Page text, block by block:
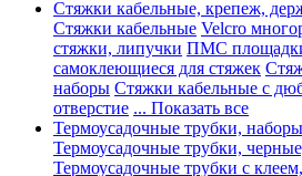
Стяжки кабельные, крепеж,
Стяжки кабельные Velcro
стяжки, липучки ПМС
самоклеющиеся для стяжек
наборы Стяжки кабельные с
отверстие ... Показать все
Термоусадочные трубки,
Термоусадочные трубки,
Термоусадочные трубки с